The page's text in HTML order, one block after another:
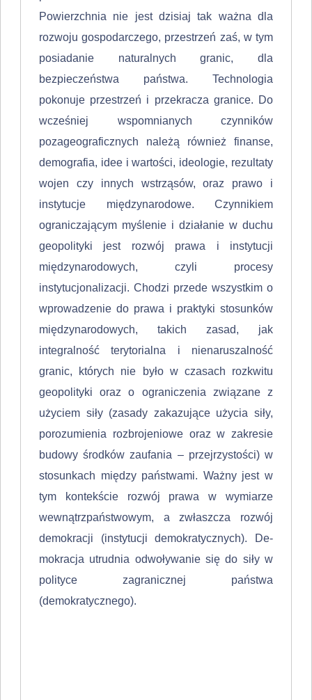
Powierzchnia nie jest dzisiaj tak ważna dla
rozwoju gospodarczego, prze­strzeń zaś, w tym
posiadanie naturalnych granic, dla
bezpieczeństwa państwa. Technologia
pokonuje przestrzeń i przekracza granice. Do
wcześniej wspomnianych czynników
pozageograficznych należą również finanse,
demografia, idee i wartości, ideologie, rezultaty
wojen czy innych wstrząsów, oraz prawo i
instytucje międzynarodowe. Czynnikiem
ograniczają­cym myślenie i działanie w duchu
geopolityki jest rozwój prawa i instytucji
międzynarodowych, czyli procesy
instytucjonalizacji. Chodzi przede wszystkim o
wprowadzenie do prawa i praktyki stosunków
międzynarodowych, takich zasad, jak
integralność terytorialna i nienaruszalność
granic, których nie było w czasach rozkwitu
geopolityki oraz o ograniczenia związane z
użyciem siły (zasady zakazujące użycia siły,
porozumienia rozbrojeniowe oraz w zakre­sie
budowy środków zaufania – przejrzystości) w
stosunkach między państwa­mi. Ważny jest w
tym kontekście rozwój prawa w wymiarze
wewnątrzpań­stwowym, a zwłaszcza rozwój
demokracji (instytucji demokratycznych). De­
mokracja utrudnia odwoływanie się do siły w
polityce zagranicznej państwa
(demokratycznego).